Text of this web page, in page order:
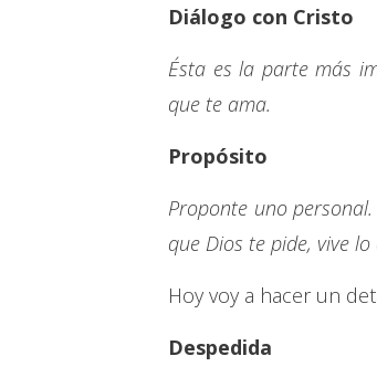
Diálogo con Cristo
Ésta es la parte más
que te ama.
Propósito
Proponte uno
que Dios te pide, vive
Hoy voy a hacer un
Despedida